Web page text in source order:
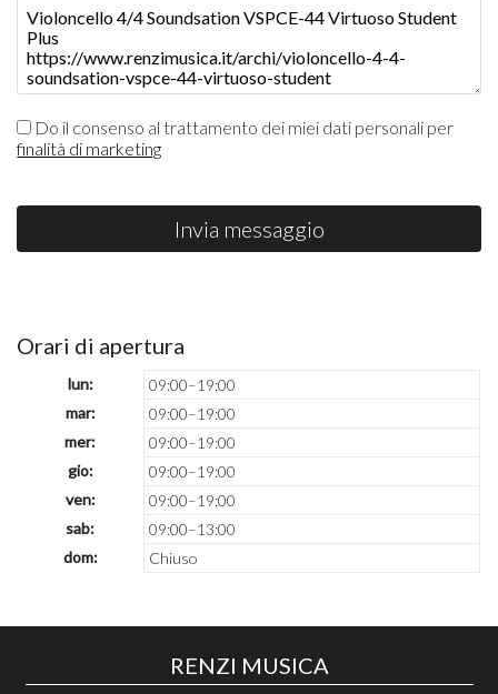
Do il consenso al trattamento dei miei dati personali per
finalità di marketing
Invia messaggio
Orari di apertura
lun:
09:00–19:00
mar:
09:00–19:00
mer:
09:00–19:00
gio:
09:00–19:00
ven:
09:00–19:00
sab:
09:00–13:00
dom:
Chiuso
RENZI MUSICA